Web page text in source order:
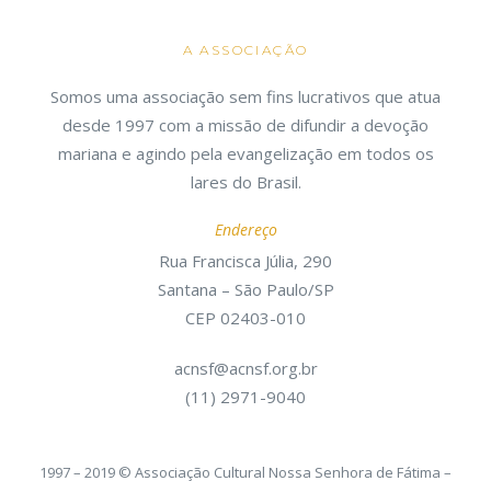
A ASSOCIAÇÃO
Somos uma associação sem fins lucrativos que atua
desde 1997 com a missão de difundir a devoção
mariana e agindo pela evangelização em todos os
lares do Brasil.
Endereço
Rua Francisca Júlia, 290
Santana – São Paulo/SP
CEP 02403-010
acnsf@acnsf.org.br
(11) 2971-9040
1997 – 2019 © Associação Cultural Nossa Senhora de Fátima –